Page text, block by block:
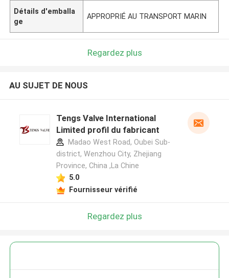
Détails d'emballa
ge
APPROPRIÉ AU TRANSPORT MARIN
Regardez plus
AU SUJET DE NOUS
Tengs Valve International
Limited profil du fabricant
Madao West Road, Oubei Sub-
district, Wenzhou City, Zhejiang
Province, China ,La Chine
5.0
Fournisseur vérifié
Regardez plus